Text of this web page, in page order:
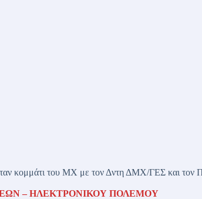
ήταν κομμάτι του ΜΧ με τον Δντη ΔΜΧ/ΓΕΣ και τον
– ΗΛΕΚΤΡΟΝΙΚΟΥ ΠΟΛΕΜΟΥ